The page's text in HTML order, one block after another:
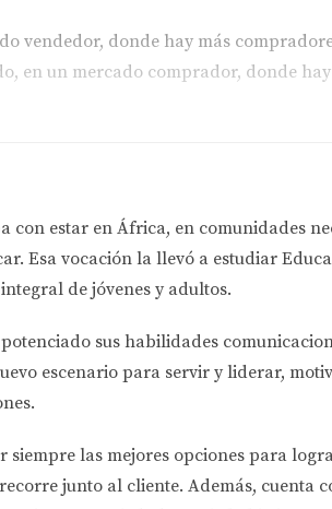
vendedor, donde hay más
en un mercado comprador, donde hay
disposición a comprar.
al mercado.
vivir al menos cinco años en
debido a los costos asociados.”
con estar en África, en comunidades
Esa vocación la llevó a estudiar
de jóvenes y adultos.
sus habilidades
escenario para servir y liderar,
siempre las mejores opciones para
junto al cliente. Además, cuenta